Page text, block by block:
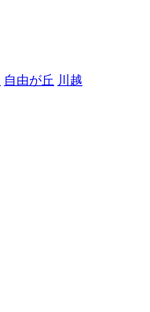
自由が丘 川越